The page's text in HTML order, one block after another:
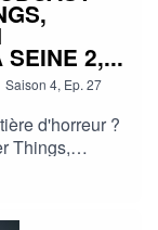
SEINE 2,...
Saison 4, Ep. 27
d'horreur ?
Things,
Momie 4,
!Sorties
jeux,